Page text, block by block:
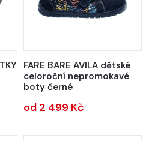
FARE BARE AVILA dětské
celoroční nepromokavé
boty černé
od 2 499 Kč